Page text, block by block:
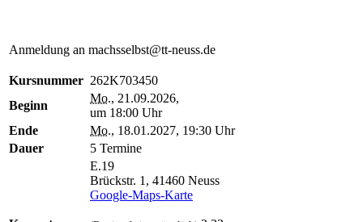
Anmeldung an machsselbst@tt-neuss.de
Kursnummer 262K703450
Beginn
Mo., 21.09.2026,
um 18:00 Uhr
Ende
Mo., 18.01.2027, 19:30 Uhr
Dauer
5 Termine
E.19
Brückstr. 1, 41460 Neuss
Google-Maps-Karte